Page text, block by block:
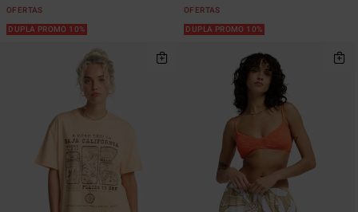
OFERTAS
DUPLA PROMO 10%
OFERTAS
DUPLA PROMO 10%